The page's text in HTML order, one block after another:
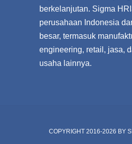
berkelanjutan. Sigma
perusahaan Indonesia
besar, termasuk
engineering, retail, jasa,
usaha lainnya.
COPYRIGHT 2016-2026 BY